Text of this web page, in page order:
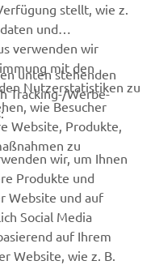
stellt, wie z.
und
verwenden wir
mit den
Nutzerstatistiken zu
wie Besucher
Website, Produkte,
zu
unten stehenden
Tracking-/Werbe-
wir, um Ihnen
Produkte und
Website und auf
Social Media
auf Ihrem
Website, wie z. B.